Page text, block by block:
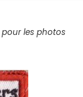
pour les photos